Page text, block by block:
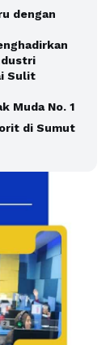
dengan
Sulit
Muda No. 1
di Sumut